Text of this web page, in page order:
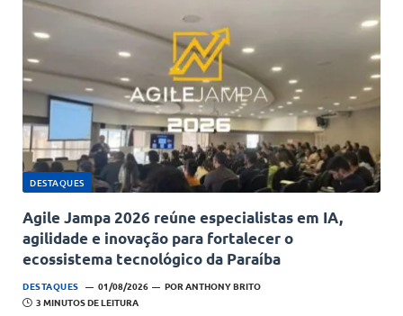
DESTAQUES
Agile Jampa 2026 reúne especialistas em IA,
agilidade e inovação para fortalecer o
ecossistema tecnológico da Paraíba
DESTAQUES 01/08/2026 POR ANTHONY BRITO
3 MINUTOS DE LEITURA